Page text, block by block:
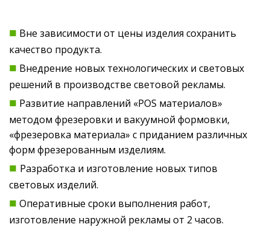
■ Вне зависимости от цены изделия сохранить
качество продукта.
■ Внедрение новых технологических и световых
решений в производстве световой рекламы.
■ Развитие направлений «POS материалов»
методом фрезеровки и вакуумной формовки,
«фрезеровка материала» с приданием различных
форм фрезерованным изделиям.
■ Разработка и изготовление новых типов
световых изделий.
■ Оперативные сроки выполнения работ,
изготовление наружной рекламы от 2 часов.